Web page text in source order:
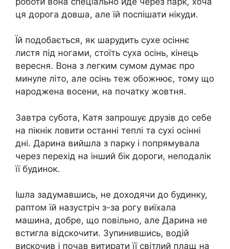
ця дорога довша, але їй поспішати нікуди.
Їй подобається, як шарудить сухе осіннє
листя під ногами, стоїть суха осінь, кінець
вересня. Вона з легким сумом думає про
минуле літо, але осінь теж обожнює, тому що
народжена восени, на початку жовтня.
Завтра субота, Катя запрошує друзів до себе
на пікнік ловити останні теплі та сухі осінні
дні. Дарина вийшла з парку і попрямувала
через перехід на інший бік дороги, неподалік
її будинок.
Ішла задумавшись, не доходячи до будинку,
раптом їй назустріч з-за рогу виїхала
машина, добре, що повільно, але Дарина не
встигла відскочити. Зупинившись, водій
вискочив і почав витирати її світлий плащ на